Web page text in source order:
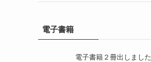
電子書籍
電子書籍２冊出しました